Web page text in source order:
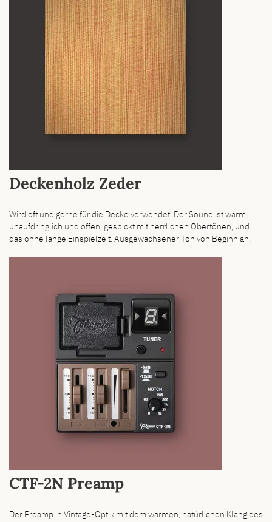
Deckenholz Zeder
Wird oft und gerne für die Decke verwendet. Der Sound ist warm,
unaufdringlich und offen, gespickt mit herrlichen Obertönen, und
das ohne lange Einspielzeit. Ausgewachsener Ton von Beginn an.
CTF-2N Preamp
Der Preamp in Vintage-Optik mit dem warmen, natürlichen Klang des